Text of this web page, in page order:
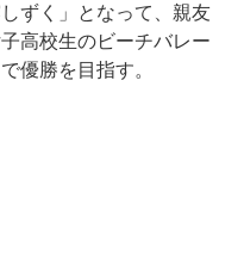
ずく」となって、親友
高校生のビーチバレー
優勝を目指す。